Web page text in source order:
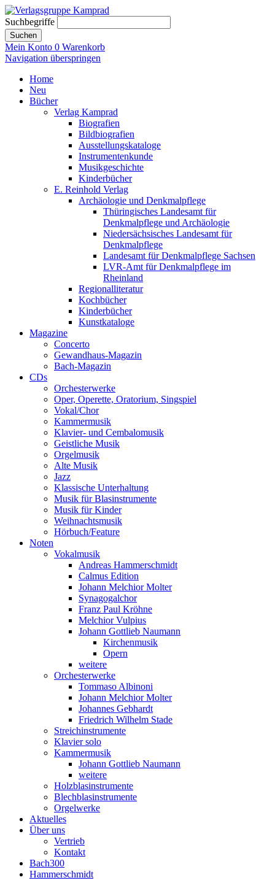
Suchbegriffe
Suchen
Mein Konto 0 Warenkorb
Navigation überspringen
Home
Neu
Bücher
Verlag Kamprad
Biografien
Bildbiografien
Ausstellungskataloge
Instrumentenkunde
Musikgeschichte
Kinderbücher
E. Reinhold Verlag
Archäologie und Denkmalpflege
Thüringisches Landesamt für
Denkmalpflege und Archäologie
Niedersächsisches Landesamt für
Denkmalpflege
Landesamt für Denkmalpflege Sachsen
LVR-Amt für Denkmalpflege im
Rheinland
Regionalliteratur
Kochbücher
Kinderbücher
Kunstkataloge
Magazine
Concerto
Gewandhaus-Magazin
Bach-Magazin
CDs
Orchesterwerke
Oper, Operette, Oratorium, Singspiel
Vokal/Chor
Kammermusik
Klavier- und Cembalomusik
Geistliche Musik
Orgelmusik
Alte Musik
Jazz
Klassische Unterhaltung
Musik für Blasinstrumente
Musik für Kinder
Weihnachtsmusik
Hörbuch/Feature
Noten
Vokalmusik
Andreas Hammerschmidt
Calmus Edition
Johann Melchior Molter
Synagogalchor
Franz Paul Kröhne
Melchior Vulpius
Johann Gottlieb Naumann
Kirchenmusik
Opern
weitere
Orchesterwerke
Tommaso Albinoni
Johann Melchior Molter
Johannes Gebhardt
Friedrich Wilhelm Stade
Streichinstrumente
Klavier solo
Kammermusik
Johann Gottlieb Naumann
weitere
Holzblasinstrumente
Blechblasinstrumente
Orgelwerke
Aktuelles
Über uns
Vertrieb
Kontakt
Bach300
Hammerschmidt